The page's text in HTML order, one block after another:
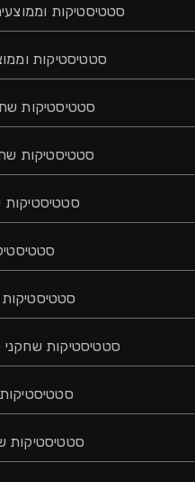
סטטיסטיקות
סטטיסטיקות
סטטיסטיקות
סטטיסטיקות
סטטיסטיקות
סטטיסטיקות